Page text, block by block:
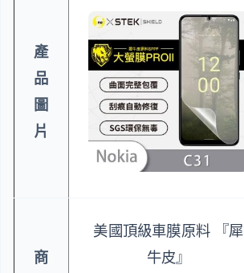
產
品
圖
片
商
美國頂級車膜原料 『犀
牛皮』